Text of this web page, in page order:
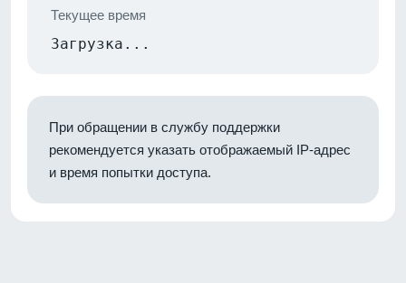
Текущее время
Загрузка...
При обращении в службу поддержки
рекомендуется указать отображаемый IP-адрес
и время попытки доступа.